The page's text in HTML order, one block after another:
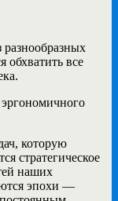
обхватить все
которую
стратегическое
наших
эпохи —